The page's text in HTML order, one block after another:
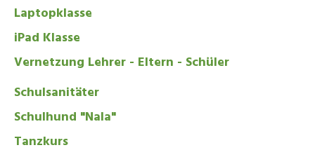
Laptopklasse
iPad Klasse
Vernetzung Lehrer - Eltern - Schüler
Schulsanitäter
Schulhund "Nala"
Tanzkurs